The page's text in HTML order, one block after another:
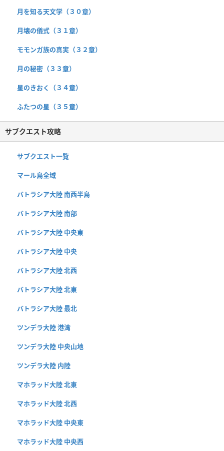
月を知る天文学（３０章）
月壊の儀式（３１章）
モモンガ族の真実（３２章）
月の秘密（３３章）
星のきおく（３４章）
ふたつの星（３５章）
サブクエスト攻略
サブクエスト一覧
マール島全域
バトラシア大陸 南西半島
バトラシア大陸 南部
バトラシア大陸 中央東
バトラシア大陸 中央
バトラシア大陸 北西
バトラシア大陸 北東
バトラシア大陸 最北
ツンデラ大陸 港湾
ツンデラ大陸 中央山地
ツンデラ大陸 内陸
マホラッド大陸 北東
マホラッド大陸 北西
マホラッド大陸 中央東
マホラッド大陸 中央西